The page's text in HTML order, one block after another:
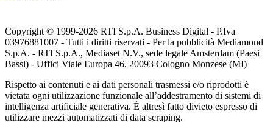
Copyright © 1999-2026 RTI S.p.A. Business Digital - P.Iva
03976881007 - Tutti i diritti riservati - Per la pubblicità Mediamond
S.p.A. - RTI S.p.A., Mediaset N.V., sede legale Amsterdam (Paesi
Bassi) - Uffici Viale Europa 46, 20093 Cologno Monzese (MI)
Rispetto ai contenuti e ai dati personali trasmessi e/o riprodotti è
vietata ogni utilizzazione funzionale all’addestramento di sistemi di
intelligenza artificiale generativa. È altresì fatto divieto espresso di
utilizzare mezzi automatizzati di data scraping.